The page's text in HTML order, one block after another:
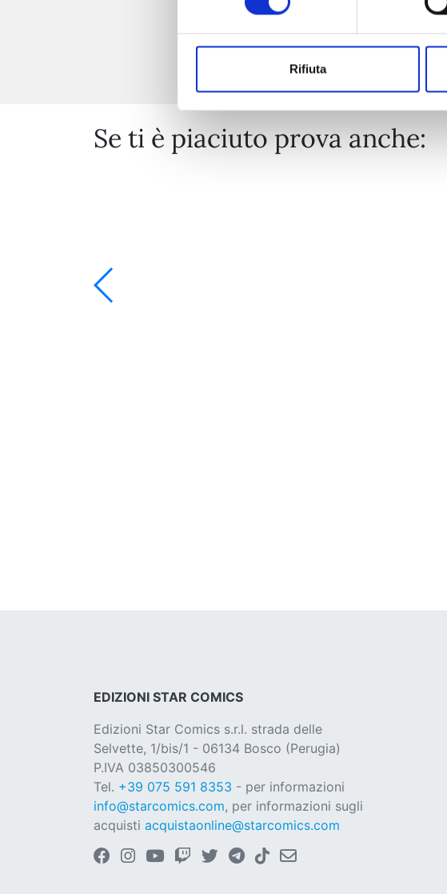
Rifiuta
Se ti è piaciuto prova anche:
EDIZIONI STAR COMICS
Edizioni Star Comics s.r.l. strada delle
Selvette, 1/bis/1 - 06134 Bosco (Perugia)
P.IVA 03850300546
Tel. +39 075 591 8353 - per informazioni
info@starcomics.com, per informazioni sugli
acquisti acquistaonline@starcomics.com